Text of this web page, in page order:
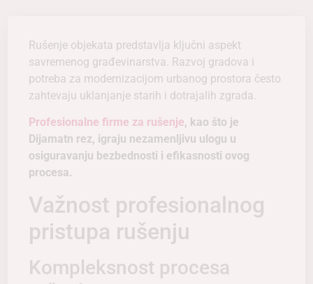
Rušenje objekata predstavlja ključni aspekt
savremenog građevinarstva. Razvoj gradova i
potreba za modernizacijom urbanog prostora često
zahtevaju uklanjanje starih i dotrajalih zgrada.
Profesionalne firme za rušenje, kao što je
Dijamatn rez, igraju nezamenljivu ulogu u
osiguravanju bezbednosti i efikasnosti ovog
procesa.
Važnost profesionalnog
pristupa rušenju
Kompleksnost procesa